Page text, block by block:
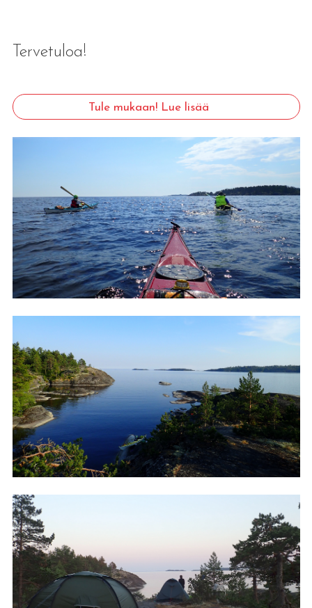
Tervetuloa!
Tule mukaan! Lue lisää